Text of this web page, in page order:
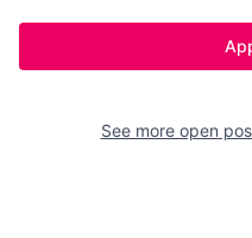
See more open